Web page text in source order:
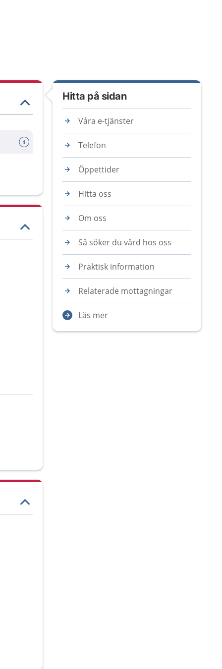
Hitta på sidan
Våra e-tjänster
Telefon
Öppettider
Hitta oss
Om oss
Så söker du vård hos oss
Praktisk information
Relaterade mottagningar
Läs mer